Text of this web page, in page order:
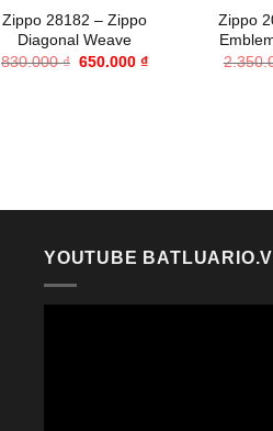
Zippo 28182 – Zippo
Diagonal Weave
830.000₫ Giá
650.000₫Giá
Zippo
YOUTUBE